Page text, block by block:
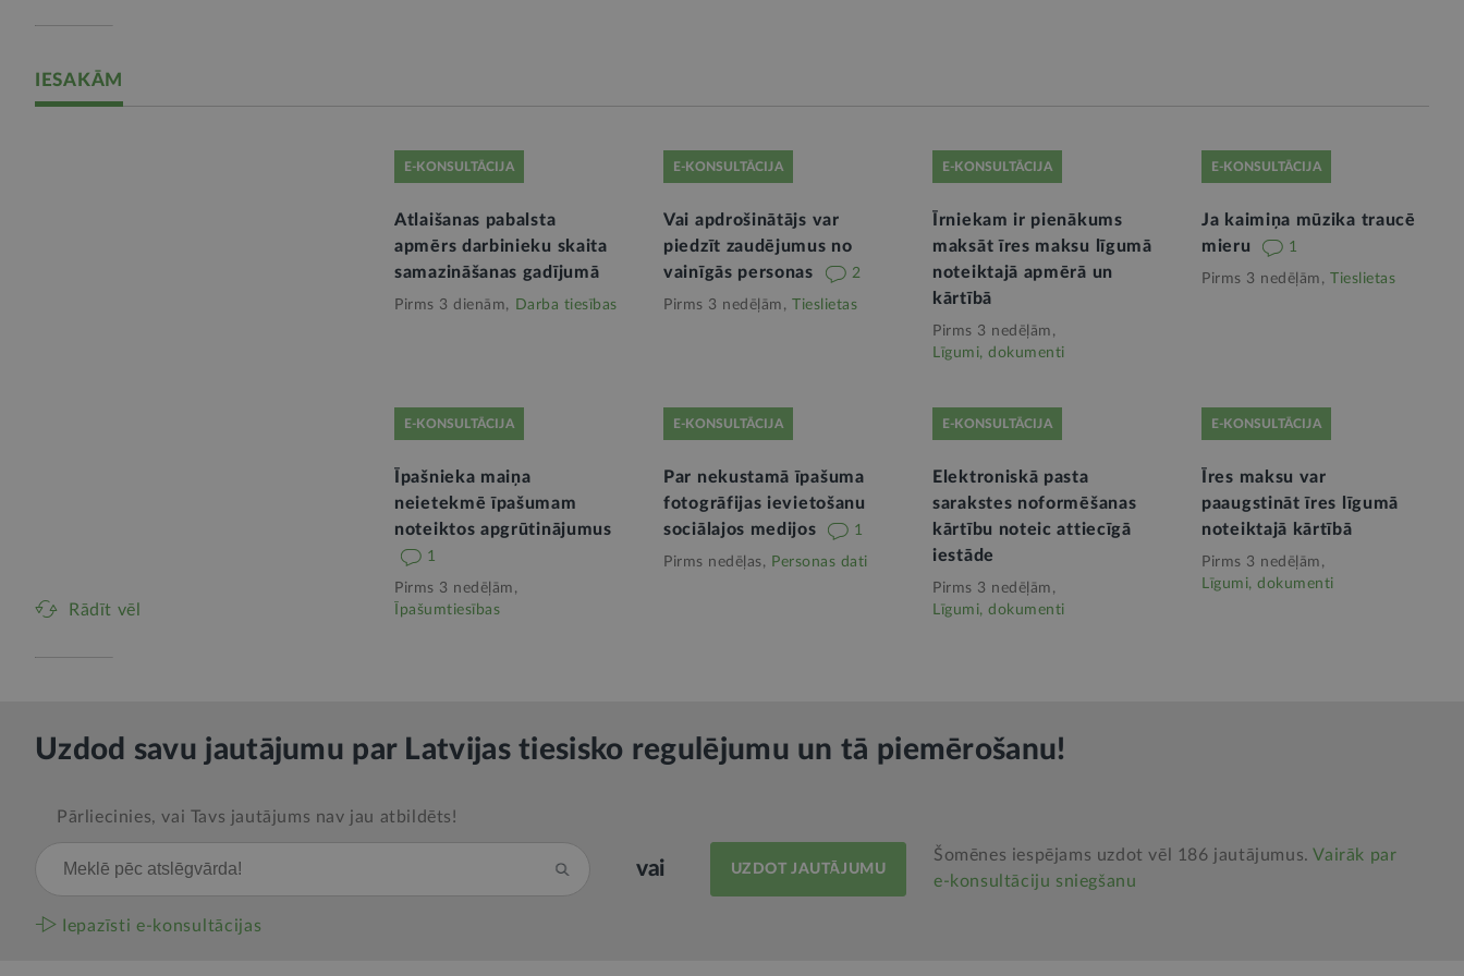
IESAKĀM
E-KONSULTĀCIJA
Atlaišanas pabalsta
apmērs darbinieku skaita
samazināšanas gadījumā
Pirms 3 dienām, Darba tiesības
E-KONSULTĀCIJA
Vai apdrošinātājs var
piedzīt zaudējumus no
vainīgās personas
2
Pirms 3 nedēļām, Tieslietas
E-KONSULTĀCIJA
Īrniekam ir pienākums
maksāt īres maksu līgumā
noteiktajā apmērā un
kārtībā
Pirms 3 nedēļām,
Līgumi, dokumenti
E-KONSULTĀCIJA
Ja kaimiņa mūzika traucē
mieru
1
Pirms 3 nedēļām, Tieslietas
E-KONSULTĀCIJA
Īpašnieka maiņa
neietekmē īpašumam
noteiktos apgrūtinājumus
1
Pirms 3 nedēļām,
Īpašumtiesības
E-KONSULTĀCIJA
Par nekustamā īpašuma
fotogrāfijas ievietošanu
sociālajos medijos
1
Pirms nedēļas, Personas dati
E-KONSULTĀCIJA
Elektroniskā pasta
sarakstes noformēšanas
kārtību noteic attiecīgā
iestāde
Pirms 3 nedēļām,
Līgumi, dokumenti
E-KONSULTĀCIJA
Īres maksu var
paaugstināt īres līgumā
noteiktajā kārtībā
Pirms 3 nedēļām,
Līgumi, dokumenti
Rādīt vēl
Uzdod savu jautājumu par Latvijas tiesisko regulējumu un tā piemērošanu!
Pārliecinies, vai Tavs jautājums nav jau atbildēts!
vai UZDOT JAUTĀJUMU
Šomēnes iespējams uzdot vēl 186 jautājumus.Vairāk par
e‑konsultāciju sniegšanu
Iepazīsti e-konsultācijas